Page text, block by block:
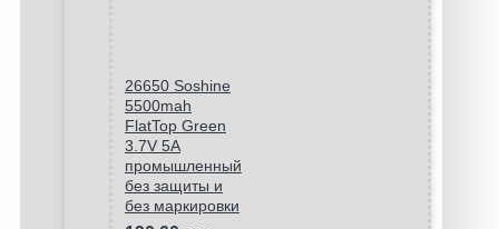
26650 Soshine
5500mah
FlatTop Green
3.7V 5A
промышленный
без защиты и
без маркировки